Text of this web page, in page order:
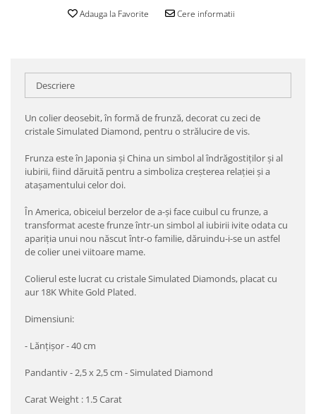
Adauga la Favorite Cere informatii
Descriere
Un colier deosebit, în formă de frunză, decorat cu zeci de
cristale Simulated Diamond, pentru o strălucire de vis.
Frunza este în Japonia și China un simbol al îndrăgostiților și al
iubirii, fiind dăruită pentru a simboliza creșterea relației și a
atașamentului celor doi.
În America, obiceiul berzelor de a-și face cuibul cu frunze, a
transformat aceste frunze într-un simbol al iubirii ivite odata cu
apariția unui nou născut într-o familie, dăruindu-i-se un astfel
de colier unei viitoare mame.
Colierul este lucrat cu cristale Simulated Diamonds, placat cu
aur 18K White Gold Plated.
Dimensiuni:
- Lănțișor - 40 cm
Pandantiv - 2,5 x 2,5 cm - Simulated Diamond
Carat Weight : 1.5 Carat